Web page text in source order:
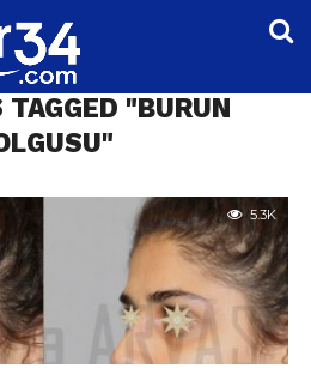
"BURUN
5.3K